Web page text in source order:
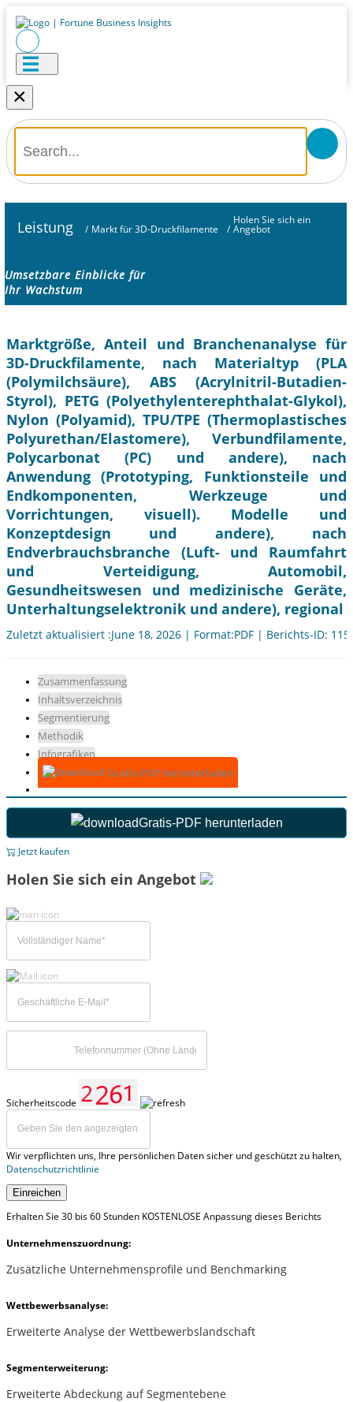
×
Leistung / Markt für 3D-Druckfilamente /
Holen Sie sich ein
Angebot
Umsetzbare Einblicke für
Ihr Wachstum
Marktgröße, Anteil und Branchenanalyse für
3D-Druckfilamente, nach Materialtyp (PLA
(Polymilchsäure), ABS (Acrylnitril-Butadien-
Styrol), PETG (Polyethylenterephthalat-Glykol),
Nylon (Polyamid), TPU/TPE (Thermoplastisches
Polyurethan/Elastomere), Verbundfilamente,
Polycarbonat (PC) und andere), nach
Anwendung (Prototyping, Funktionsteile und
Endkomponenten, Werkzeuge und
Vorrichtungen, visuell). Modelle und
Konzeptdesign und andere), nach
Endverbrauchsbranche (Luft- und Raumfahrt
und Verteidigung, Automobil,
Gesundheitswesen und medizinische Geräte,
Unterhaltungselektronik und andere), regional
Zuletzt aktualisiert :June 18, 2026 | Format:PDF | Berichts-ID:
Zusammenfassung
Inhaltsverzeichnis
Segmentierung
Methodik
Infografiken
Gratis-PDF herunterladen
Gratis-PDF herunterladen
Jetzt kaufen
Holen Sie sich ein Angebot
Sicherheitscode
Wir verpflichten uns, Ihre persönlichen Daten sicher und geschützt zu halten,
Datenschutzrichtlinie
Einreichen
Erhalten Sie 30 bis 60 Stunden KOSTENLOSE Anpassung dieses Berichts
Unternehmenszuordnung:
Zusätzliche Unternehmensprofile und Benchmarking
Wettbewerbsanalyse:
Erweiterte Analyse der Wettbewerbslandschaft
Segmenterweiterung:
Erweiterte Abdeckung auf Segmentebene